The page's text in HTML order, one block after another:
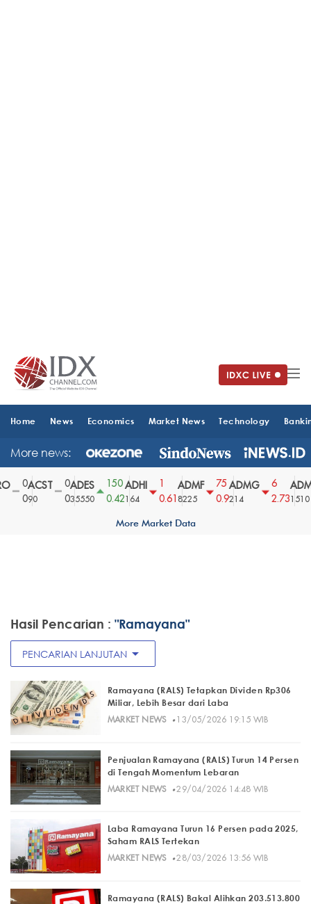
Home News Economics Market News Technology
More news:
ACST
90
ADES
35550
150
0.42
ADHI
164
0.61
ADMF
8225
75
0.9
ADMG
214
2.73
ADMR
1510
More Market Data
Hasil Pencarian : "Ramayana"
PENCARIAN LANJUTAN arrow_drop_down
Ramayana (RALS) Tetapkan Dividen Rp306
Miliar, Lebih Besar dari Laba
MARKET NEWS· 13/05/2026 19:15 WIB
Penjualan Ramayana (RALS) Turun 14 Persen
di Tengah Momentum Lebaran
MARKET NEWS· 29/04/2026 14:48 WIB
Laba Ramayana Turun 16 Persen pada 2025,
Saham RALS Tertekan
MARKET NEWS· 28/03/2026 13:56 WIB
Ramayana (RALS) Bakal Alihkan 203.513.800